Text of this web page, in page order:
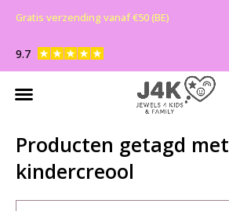
9.7
Gratis verzending vanaf €50 (BE)
Producten getagd met
kindercreool